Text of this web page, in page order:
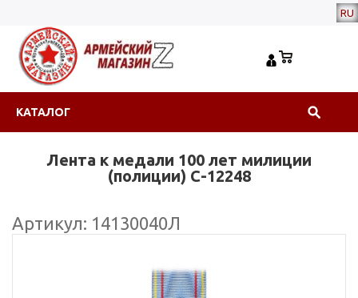
RU
КАТАЛОГ
Лента к медали 100 лет милиции
(полиции) С-12248
Артикул: 14130040Л